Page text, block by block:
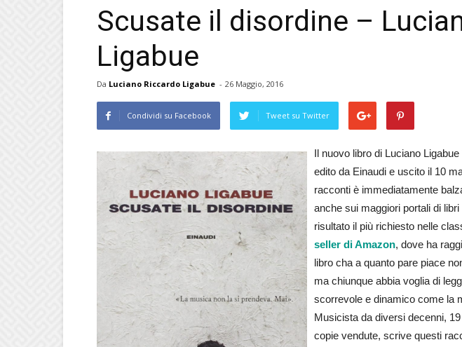
Scusate il disordine –
Ligabue
Da Luciano Riccardo Ligabue - 26 Maggio, 2016
Condividi su Facebook Tweet su Twitter
Il nuovo libro di Luciano Ligabue
edito da Einaudi e uscito il 10
racconti è immediatamente
anche sui maggiori portali di
risultato il più richiesto nelle
seller di Amazon, dove ha
libro cha a quanto pare piace
ma chiunque abbia voglia di
scorrevole e dinamico come la
Musicista da diversi decenni,
copie vendute, scrive questi